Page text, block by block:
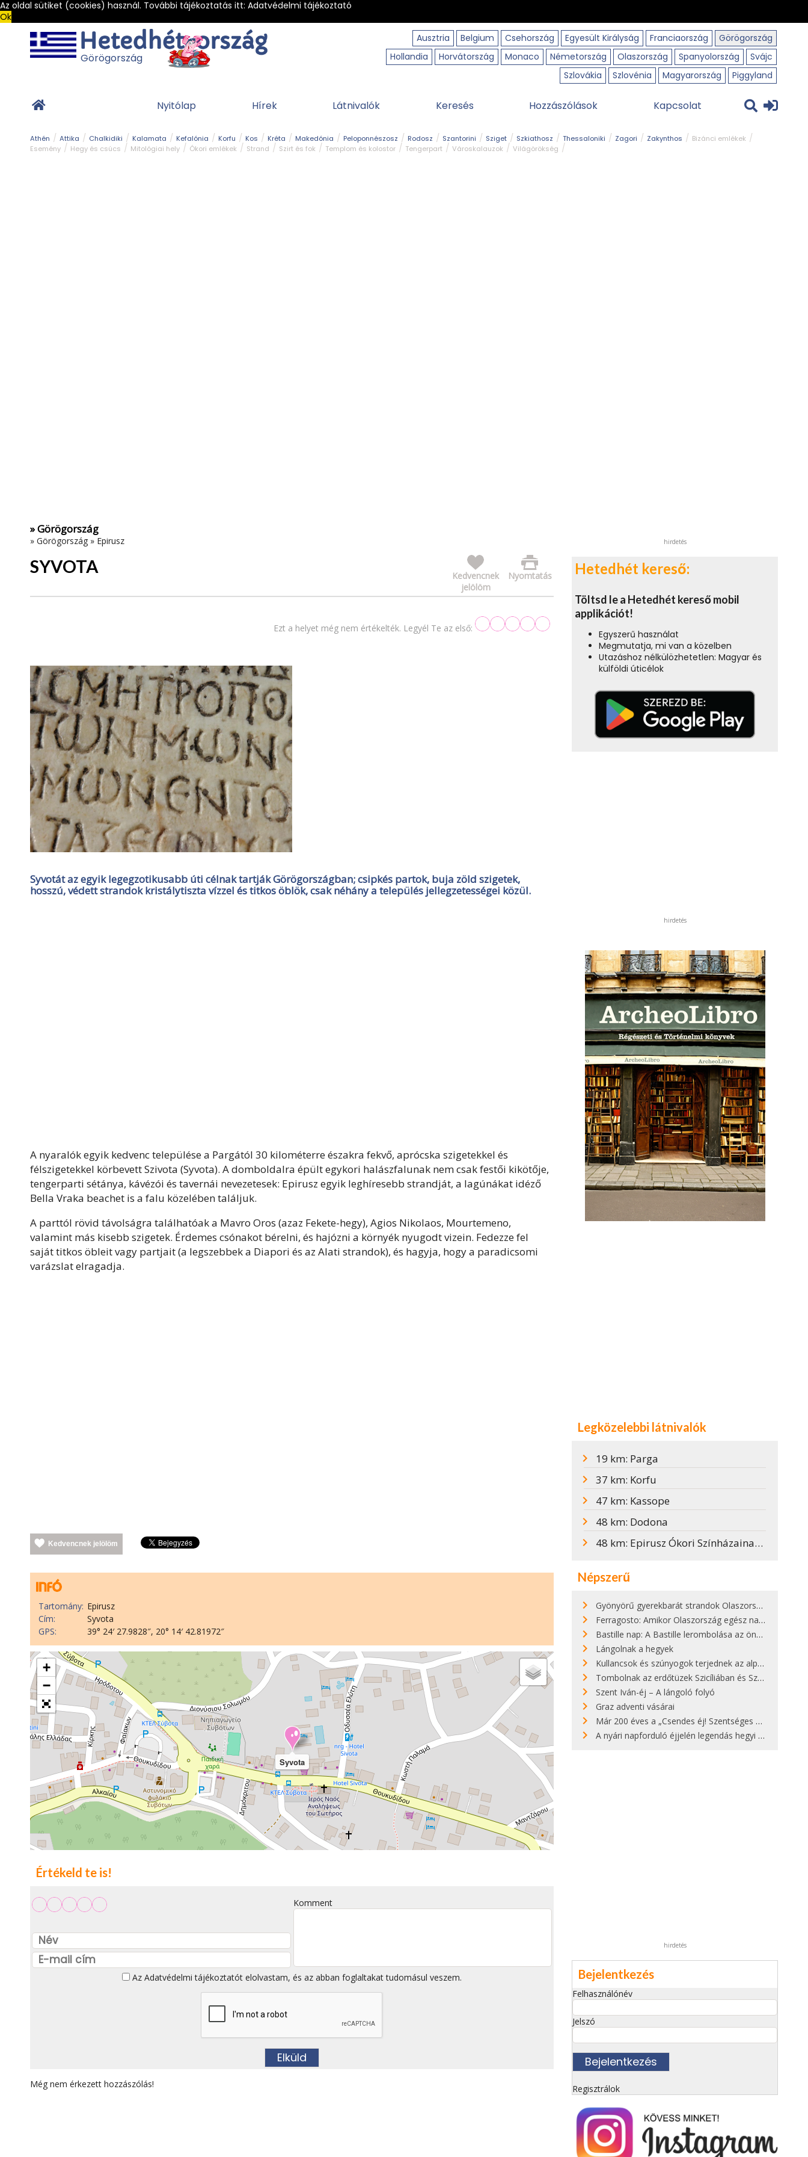
Az oldal sütiket (cookies) használ. További tájékoztatás itt: Adatvédelmi tájékoztató
Ok
Ausztria
Belgium Csehország Egyesült Királyság Franciaország
Görögország
Hollandia
Horvátország Monaco Németország Olaszország Spanyolország
Svájc
Szlovákia
Szlovénia Magyarország Piggyland
Görögország
Nyitólap Hírek Látnivalók Keresés Hozzászólások Kapcsolat
Athén Attika Chalkidiki Kalamata Kefalónia Korfu Kos Kréta Makedónia Peloponnészosz Rodosz Szantorini Sziget Szkiathosz Thessaloniki Zagori Zakynthos
Bizánci emlékek
Esemény
Hegy és csúcs Mitológiai hely Ókori emlékek Strand Szirt és fok Templom és kolostor Tengerpart Városkalauzok Világörökség
» Görögország
» Görögország » Epirusz
SYVOTA Nyomtatás
Kedvencnek
jelölöm
Ezt a helyet még nem értékelték. Legyél Te az első:
Syvotát az egyik legegzotikusabb úti célnak tartják Görögországban; csipkés partok, buja zöld szigetek,
hosszú, védett strandok kristálytiszta vízzel és titkos öblök, csak néhány a település jellegzetességei közül.
A nyaralók egyik kedvenc települése a Pargától 30 kilométerre északra fekvő, aprócska szigetekkel és
félszigetekkel körbevettSzivota (Syvota). A domboldalra épült egykori halászfalunak nem csak festői kikötője,
tengerparti sétánya, kávézói és tavernái nevezetesek: Epirusz egyik leghíresebb strandját, a lagúnákat idéző
Bella Vraka beachet is a falu közelében találjuk.
A parttól rövid távolságra találhatóak a Mavro Oros (azaz Fekete-hegy), Agios Nikolaos, Mourtemeno,
valamint más kisebb szigetek. Érdemes csónakot bérelni, és hajózni a környék nyugodt vizein. Fedezze fel
saját titkos öbleit vagy partjait (a legszebbek a Diapori és az Alati strandok), és hagyja, hogy a paradicsomi
varázslat elragadja.
Kedvencnek jelölöm
Tartomány: Epirusz
Cím:
Syvota
GPS:
39° 24′ 27.9828″, 20° 14′ 42.81972″
Syvota
+
−
Értékeld te is!
Komment
Az Adatvédelmi tájékoztatót elolvastam, és az abban foglaltakat tudomásul veszem.
Még nem érkezett hozzászólás!
hirdetés
Hetedhét kereső:
Töltsd le a Hetedhét kereső mobil
applikációt!
Egyszerű használat
Megmutatja, mi van a közelben
Utazáshoz nélkülözhetetlen: Magyar és
külföldi úticélok
hirdetés
Legközelebbi látnivalók
19 km: Parga
37 km: Korfu
47 km: Kassope
48 km: Dodona
48 km: Epirusz Ókori Színházainak Kulturális Útvonala
Népszerű
Gyönyörű gyerekbarát strandok Olaszországban - megmutatjuk a 15 legjobbat
Ferragosto: Amikor Olaszország egész nap nyaral
Bastille nap: A Bastille lerombolása az önkényuralom végét jelentette
Lángolnak a hegyek
Kullancsok és szúnyogok terjednek az alpesi legelőkön
Tombolnak az erdőtüzek Szicíliában és Szardínián
Szent Iván-éj – A lángoló folyó
Graz adventi vásárai
Már 200 éves a „Csendes éj! Szentséges éj!”
A nyári napforduló éjjelén legendás hegyi tüzek világítják meg Zugspitzét
hirdetés
Bejelentkezés
Felhasználónév
Jelszó
Regisztrálok